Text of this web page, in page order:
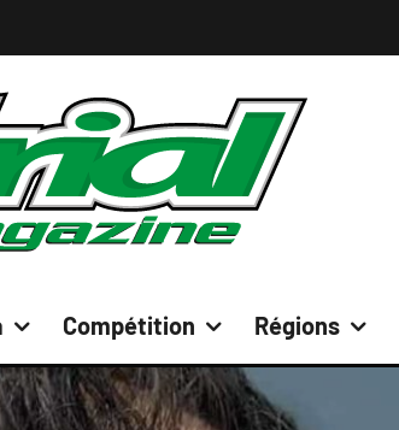
Compétition Régions